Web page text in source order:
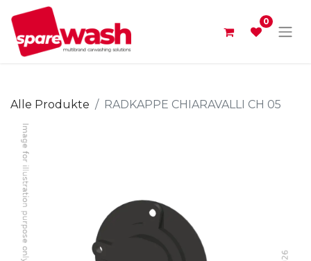
0
Alle Produkte RADKAPPE CHIARAVALLI CH 05